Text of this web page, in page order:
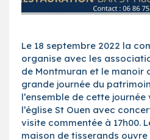
Le 18 septembre 2022 la
organise avec les
de Montmuran et le manoir
grande journée du
l’ensemble de cette
l’église St Ouen avec
visite commentée à 17h00.
maison de tisserands ouvre